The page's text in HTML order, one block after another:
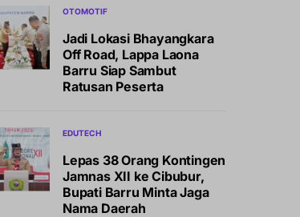
OTOMOTIF
Jadi Lokasi Bhayangkara
Off Road, Lappa Laona
Barru Siap Sambut
Ratusan Peserta
EDUTECH
Lepas 38 Orang Kontingen
Jamnas XII ke Cibubur,
Bupati Barru Minta Jaga
Nama Daerah